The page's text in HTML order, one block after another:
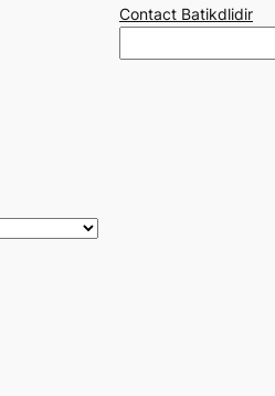
Contact Batikdlidir
e